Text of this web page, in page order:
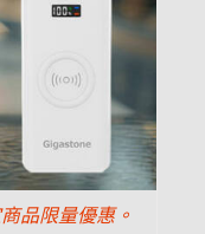
品限量優惠。